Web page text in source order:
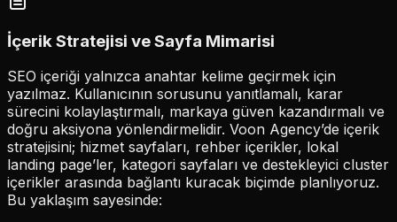
İçerik Stratejisi ve Sayfa Mimarisi
SEO içeriği yalnızca anahtar kelime geçirmek için
yazılmaz. Kullanıcının sorusunu yanıtlamalı, karar
sürecini kolaylaştırmalı, markaya güven kazandırmalı ve
doğru aksiyona yönlendirmelidir. Voon Agency’de içerik
stratejisini; hizmet sayfaları, rehber içerikler, lokal
landing page’ler, kategori sayfaları ve destekleyici cluster
içerikler arasında bağlantı kuracak biçimde planlıyoruz.
Bu yaklaşım sayesinde: